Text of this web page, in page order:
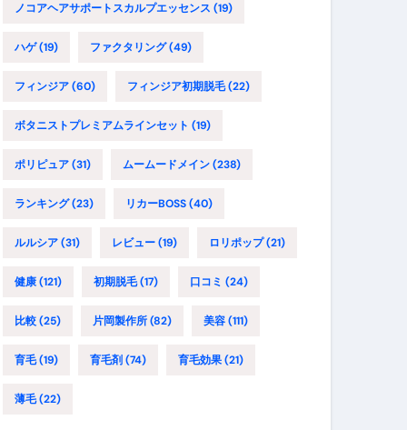
ノコアヘアサポートスカルプエッセンス (19)
ハゲ(19) ファクタリング(49)
フィンジア(60) フィンジア初期脱毛(22)
ボタニストプレミアムラインセット (19)
ポリピュア(31) ムームードメイン(238)
ランキング(23) リカーBOSS(40)
ルルシア(31) レビュー(19) ロリポップ(21)
健康(121) 初期脱毛(17) 口コミ (24)
比較(25) 片岡製作所(82) 美容(111)
育毛(19) 育毛剤 (74) 育毛効果(21)
薄毛(22)